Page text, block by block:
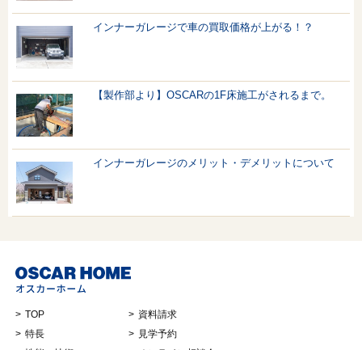
インナーガレージで車の買取価格が上がる！？
【製作部より】OSCARの1F床施工がされるまで。
インナーガレージのメリット・デメリットについて
TOP
特長
資料請求
見学予約